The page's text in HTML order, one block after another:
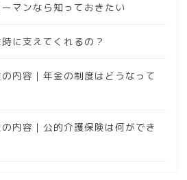
マンなら知っておきたい
に支えてくれるの？
の内容｜年金の制度はどうなって
の内容｜公的介護保険は何ができ